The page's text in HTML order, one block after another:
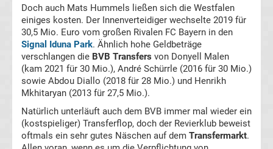
Mannheim
Transfergerüchte
TSG
Hoffenheim
Doch auch Mats Hummels ließen sich die Westfalen
einiges kosten. Der Innenverteidiger wechselte 2019 für
30,5 Mio. Euro vom großen Rivalen FC Bayern in den
Signal Iduna Park. Ähnlich hohe Geldbeträge
verschlangen die BVB Transfers von Donyell Malen
(kam 2021 für 30 Mio.), André Schürrle (2016 für 30 Mio.)
sowie Abdou Diallo (2018 für 28 Mio.) und Henrikh
Mkhitaryan (2013 für 27,5 Mio.).
Natürlich unterläuft auch dem BVB immer mal wieder ein
(kostspieliger) Transferflop, doch der Revierklub beweist
oftmals ein sehr gutes Näschen auf dem Transfermarkt.